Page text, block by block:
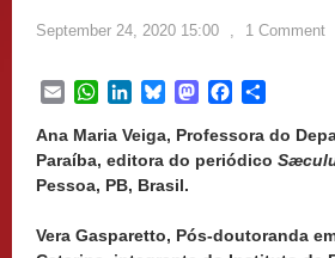
September 24, 2020 15:00 , 1 Comment
EmailWhatsApp
LinkedInBlueskyMastodonFacebook
Ana Maria Veiga, Professora do
Paraíba, editora do periódico
Pessoa, PB, Brasil.
Vera Gasparetto, Pós-doutoranda